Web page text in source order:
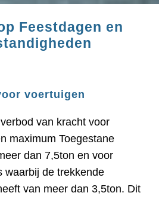
Feestdagen en
voertuigen
van kracht voor
maximum Toegestane
dan 7,5ton en voor
waarbij de trekkende
van meer dan 3,5ton. Dit